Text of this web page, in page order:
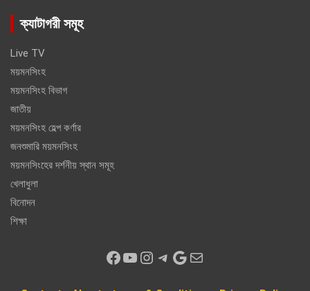
ক্যাটাগরী সমূহ
Live TV
ময়মনসিংহ
ময়মনসিংহ বিভাগ
জাতীয়
ময়মনসিংহ হেল্প কর্ণার
জনশুমারি ময়মনসিংহ
ময়মনসিংহের দর্শনীয় স্থান সমূহ
খেলাধুলা
বিনোদন
শিক্ষা
Facebook YouTube Instagram Telegram Google Mail